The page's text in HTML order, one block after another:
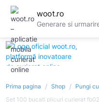
woot.ro
Generare si
Prima pagina / Shop / Pungi
Set 100 bucati plicuri curierat